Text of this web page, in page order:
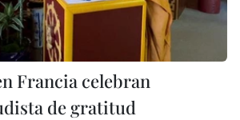
Francia celebran
de gratitud